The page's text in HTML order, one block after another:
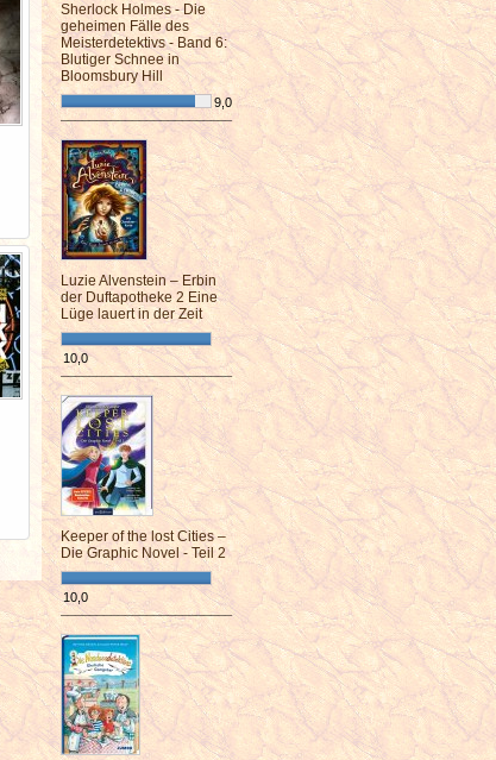
Sherlock Holmes - Die
geheimen Fälle des
Meisterdetektivs - Band 6:
Blutiger Schnee in
Bloomsbury Hill
9,0
¯¯¯¯¯¯¯¯¯¯¯¯¯¯¯¯¯¯¯¯¯¯¯¯
Luzie Alvenstein – Erbin
der Duftapotheke 2 Eine
Lüge lauert in der Zeit
10,0
¯¯¯¯¯¯¯¯¯¯¯¯¯¯¯¯¯¯¯¯¯¯¯¯
Keeper of the lost Cities –
Die Graphic Novel - Teil 2
10,0
¯¯¯¯¯¯¯¯¯¯¯¯¯¯¯¯¯¯¯¯¯¯¯¯